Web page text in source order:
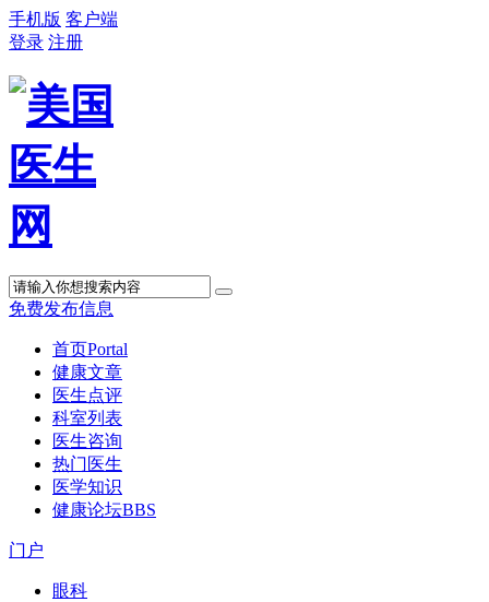
手机版 客户端
登录 注册
免费发布信息
首页Portal
健康文章
医生点评
科室列表
医生咨询
热门医生
医学知识
健康论坛BBS
门户
眼科